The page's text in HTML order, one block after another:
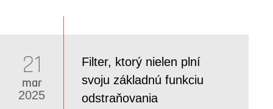
21
mar
2025
Filter, ktorý nielen plní
svoju základnú funkciu
odstraňovania